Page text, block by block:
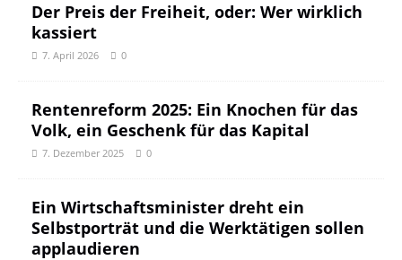
Der Preis der Freiheit, oder: Wer wirklich
kassiert
7. April 2026 0
Rentenreform 2025: Ein Knochen für das
Volk, ein Geschenk für das Kapital
7. Dezember 2025 0
Ein Wirtschaftsminister dreht ein
Selbstporträt und die Werktätigen sollen
applaudieren